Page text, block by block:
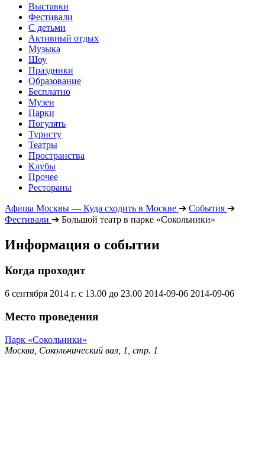
Выставки
Фестивали
С детьми
Активный отдых
Музыка
Шоу
Праздники
Образование
Бесплатно
Музеи
Парки
Погулять
Туристу
Театры
Пространства
Клубы
Прочее
Рестораны
Афиша Москвы — Куда сходить в Москве ➔ События ➔
Фестивали ➔ Большой театр в парке «Сокольники»
Информация о событии
Когда проходит
6 сентября 2014 г. с 13.00 до 23.00 2014-09-06 2014-09-06
Место проведения
Парк «Сокольники»
Москва, Сокольнический вал, 1, стр. 1